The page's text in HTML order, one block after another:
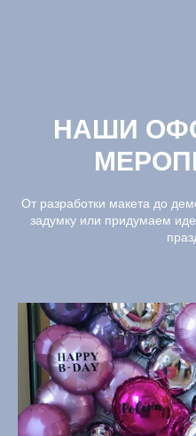
НАШИ
От разработки макета до
задумку или придумаем